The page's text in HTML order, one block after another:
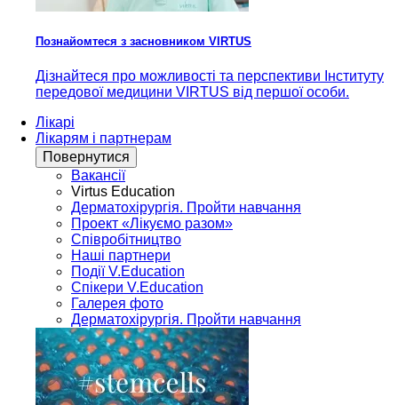
Познайомтеся з засновником VIRTUS
Дізнайтеся про можливості та перспективи Інституту
передової медицини VIRTUS від першої особи.
Лікарі
Лікарям і партнерам
Повернутися
Вакансії
Virtus Education
Дерматохірургія. Пройти навчання
Проект «Лікуємо разом»
Співробітництво
Наші партнери
Події V.Education
Спікери V.Education
Галерея фото
Дерматохірургія. Пройти навчання